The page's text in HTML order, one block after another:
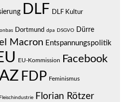
DLF DLF Kultur
Dortmund dpa DSGVO Dürre
Macron Entspannungspolitik
EU-Kommission
Facebook
FDP Feminismus
Fleischindustrie Florian Rötzer